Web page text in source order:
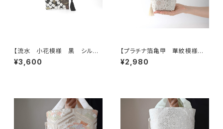
【流水 小花模様 黒 シルク
帯リメイク バッグチャーム型ス
クエアポーチ】メイクポーチ 旅
¥3,600
【プラチナ箔亀甲 華紋模様
シルク帯リメイク ミニポーチ】
カードケース、ポーチ小さめ、ジ
¥2,980